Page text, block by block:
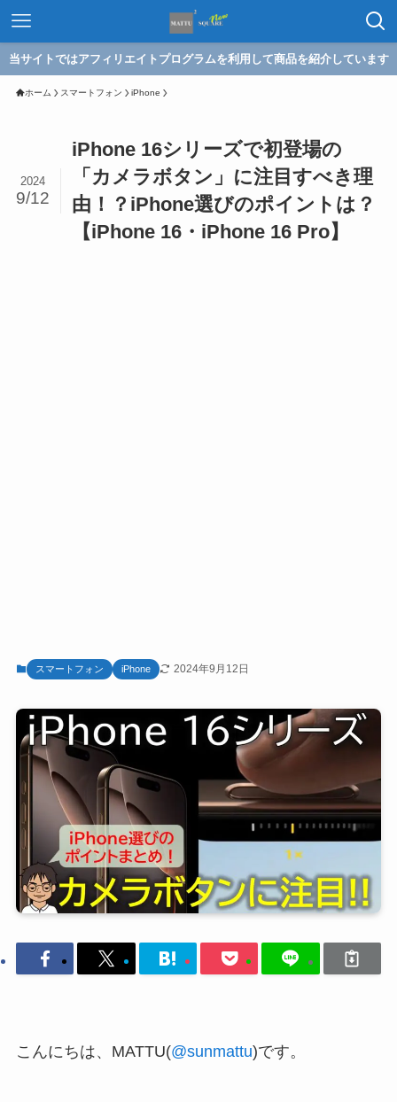
当サイトではアフィリエイトプログラムを利用して商品を紹介しています
ホーム スマートフォン iPhone
iPhone 16シリーズで初登場の
「カメラボタン」に注目すべき理
由！？iPhone選びのポイントは？
【iPhone 16・iPhone 16 Pro】
2024
9/12
スマートフォン iPhone 2024年9月12日
こんにちは、MATTU(@sunmattu)です。